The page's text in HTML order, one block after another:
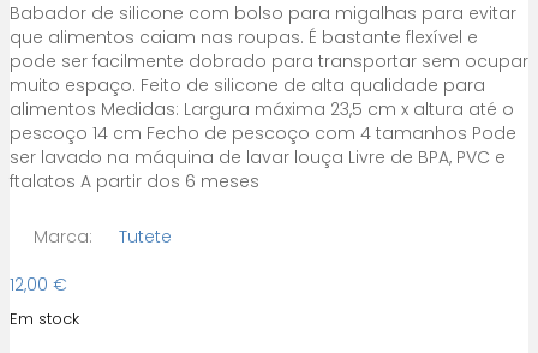
Babador de silicone com bolso para migalhas para evitar
que alimentos caiam nas roupas. É bastante flexível e
pode ser facilmente dobrado para transportar sem ocupar
muito espaço. Feito de silicone de alta qualidade para
alimentos Medidas: Largura máxima 23,5 cm x altura até o
pescoço 14 cm Fecho de pescoço com 4 tamanhos Pode
ser lavado na máquina de lavar louça Livre de BPA, PVC e
ftalatos A partir dos 6 meses
Marca:
Tutete
12,00 €
Em stock